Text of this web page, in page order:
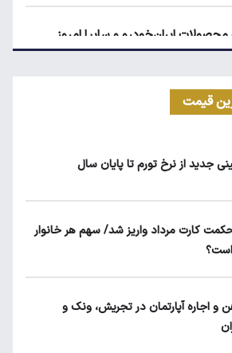
ایران‌خودرو و سایپا امروز
۱۴۰۵
قیمت
جدید از نرخ تورم تا پایان سال
حکمت کارت مرداد واریز شد/ سهم هر خانوار
و اجاره آپارتمان در تجریش، ونک و